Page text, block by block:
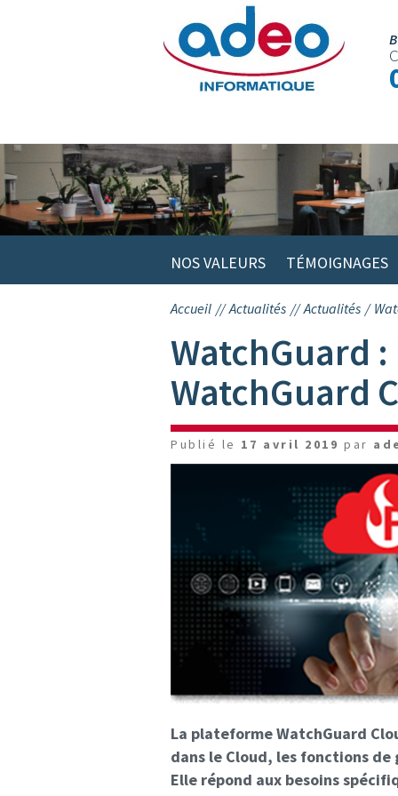
NOS VALEURS TÉMOIGNAGES
Accueil // Actualités // Actualités /
WatchGuard
WatchGuard
Publié le 17 avril 2019 par
La plateforme WatchGuard
dans le Cloud, les fonctions
Elle répond aux besoins